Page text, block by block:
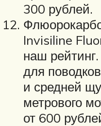
300 рублей.
Invisiline
наш
для
и средней
метрового
от 600